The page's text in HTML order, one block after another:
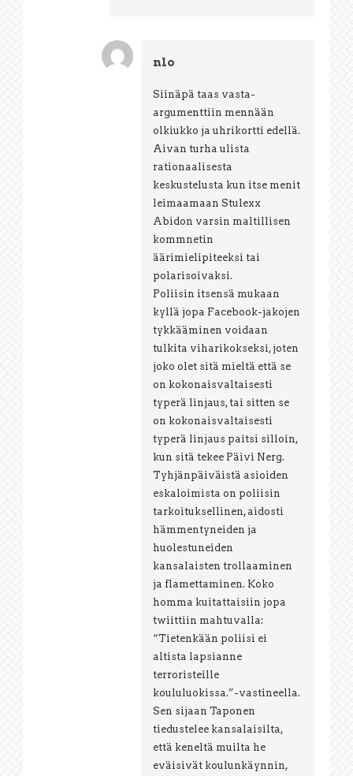
nlo
Siinäpä taas vasta-
argumenttiin mennään
olkiukko ja uhrikortti edellä.
Aivan turha ulista
rationaalisesta
keskustelusta kun itse menit
leimaamaan Stulexx
Abidon varsin maltillisen
kommnetin
äärimielipiteeksi tai
polarisoivaksi.
Poliisin itsensä mukaan
kyllä jopa Facebook-jakojen
tykkääminen voidaan
tulkita viharikokseksi, joten
joko olet sitä mieltä että se
on kokonaisvaltaisesti
typerä linjaus, tai sitten se
on kokonaisvaltaisesti
typerä linjaus paitsi silloin,
kun sitä tekee Päivi Nerg.
Tyhjänpäiväistä asioiden
eskaloimista on poliisin
tarkoituksellinen, aidosti
hämmentyneiden ja
huolestuneiden
kansalaisten trollaaminen
ja flamettaminen. Koko
homma kuitattaisiin jopa
twiittiin mahtuvalla:
“Tietenkään poliisi ei
altista lapsianne
terroristeille
koululuokissa.”-vastineella.
Sen sijaan Taponen
tiedustelee kansalaisilta,
että keneltä muilta he
eväisivät koulunkäynnin,